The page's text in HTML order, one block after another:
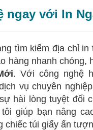
ngay với In
tìm kiếm địa chỉ in
hàng nhanh chóng,
. Với công nghệ
vụ chuyên
hài lòng tuyệt đối
giúp bạn nâng
chiếc túi giấy ấn